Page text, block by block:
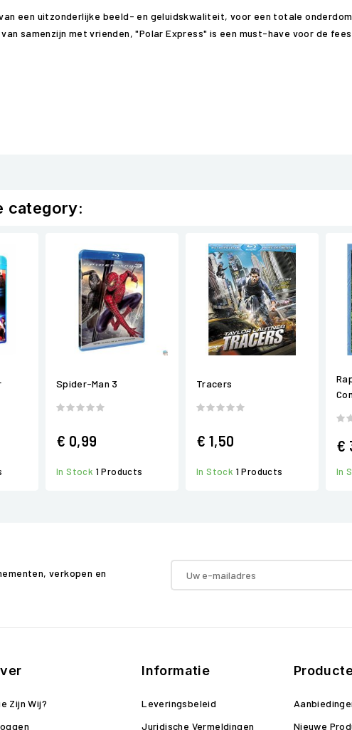
een uitzonderlijke beeld- en geluidskwaliteit, voor een totale
samenzijn met vrienden, "Polar Express" is een must-have voor de
category:
Spider-Man 3
€ 0,99
In Stock 1 Products
Tracers
€ 1,50
In Stock 1 Products
€
In
verkopen en
Zijn Wij?
Informatie
Leveringsbeleid
Juridische Vermeldingen
Nieuwe